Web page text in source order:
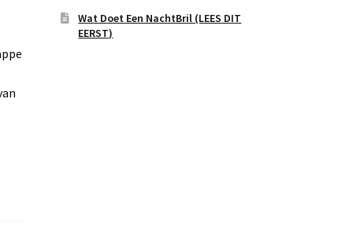
Wat Doet Een NachtBril (LEES DIT
EERST)